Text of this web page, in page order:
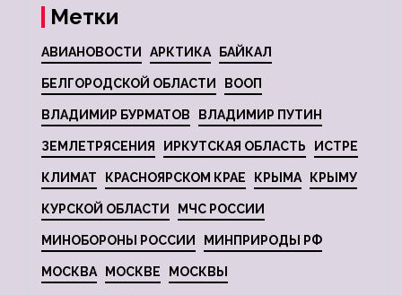
Метки
АВИАНОВОСТИ АРКТИКА БАЙКАЛ
БЕЛГОРОДСКОЙ ОБЛАСТИ ВООП
ВЛАДИМИР БУРМАТОВ ВЛАДИМИР ПУТИН
ЗЕМЛЕТРЯСЕНИЯ ИРКУТСКАЯ ОБЛАСТЬ ИСТРЕ
КЛИМАТ КРАСНОЯРСКОМ КРАЕ КРЫМА КРЫМУ
КУРСКОЙ ОБЛАСТИ МЧС РОССИИ
МИНОБОРОНЫ РОССИИ МИНПРИРОДЫ РФ
МОСКВА МОСКВЕ МОСКВЫ